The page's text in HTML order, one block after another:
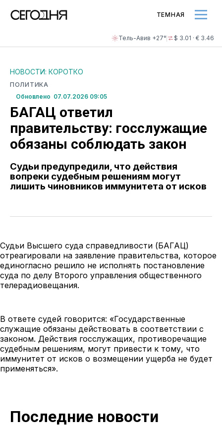
Тель-Авив +27° $ 3.01 · € 3.46
ТЕМНАЯ
НОВОСТИ: КОРОТКО
ПОЛИТИКА
Обновлено 07.07.2026 09:05
БАГАЦ ответил
правительству: госслужащие
обязаны соблюдать закон
Судьи предупредили, что действия
вопреки судебным решениям могут
лишить чиновников иммунитета от исков
Судьи Высшего суда справедливости (БАГАЦ)
отреагировали на заявление правительства, которое
единогласно решило не исполнять постановление
суда по делу Второго управления общественного
телерадиовещания.
В ответе судей говорится: «Государственные
служащие обязаны действовать в соответствии с
законом. Действия госслужащих, противоречащие
судебным решениям, могут привести к тому, что
иммунитет от исков о возмещении ущерба не будет
применяться».
Последние новости